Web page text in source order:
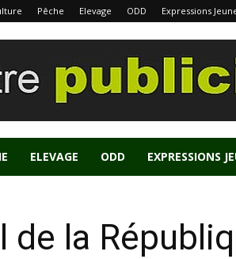
Pêche Elevage ODD Expressions
ELEVAGE ODD EXPRESSIONS
la